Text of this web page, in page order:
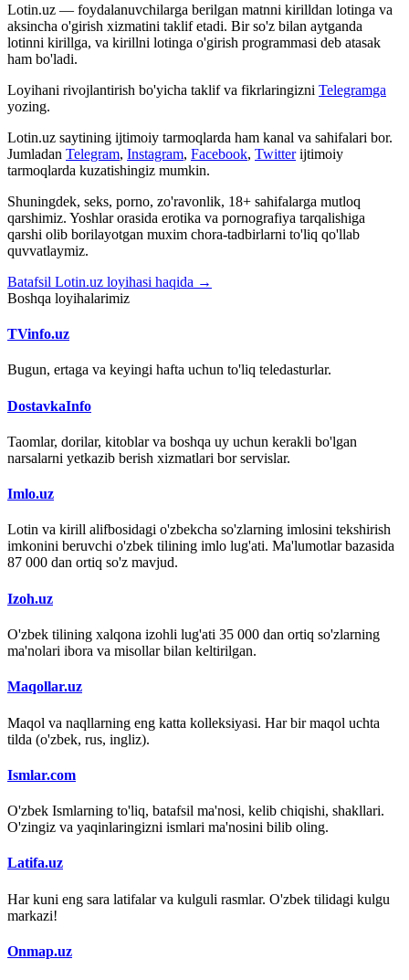
Lotin.uz — foydalanuvchilarga berilgan matnni kirilldan lotinga va
aksincha o'girish xizmatini taklif etadi. Bir so'z bilan aytganda
lotinni kirillga, va kirillni lotinga o'girish programmasi deb atasak
ham bo'ladi.
Loyihani rivojlantirish bo'yicha taklif va fikrlaringizni Telegramga
yozing.
Lotin.uz saytining ijtimoiy tarmoqlarda ham kanal va sahifalari bor.
Jumladan Telegram, Instagram, Facebook, Twitter ijtimoiy
tarmoqlarda kuzatishingiz mumkin.
Shuningdek, seks, porno, zo'ravonlik, 18+ sahifalarga mutloq
qarshimiz. Yoshlar orasida erotika va pornografiya tarqalishiga
qarshi olib borilayotgan muxim chora-tadbirlarni to'liq qo'llab
quvvatlaymiz.
Batafsil Lotin.uz loyihasi haqida →
Boshqa loyihalarimiz
TVinfo.uz
Bugun, ertaga va keyingi hafta uchun to'liq teledasturlar.
DostavkaInfo
Taomlar, dorilar, kitoblar va boshqa uy uchun kerakli bo'lgan
narsalarni yetkazib berish xizmatlari bor servislar.
Imlo.uz
Lotin va kirill alifbosidagi o'zbekcha so'zlarning imlosini tekshirish
imkonini beruvchi o'zbek tilining imlo lug'ati. Ma'lumotlar bazasida
87 000 dan ortiq so'z mavjud.
Izoh.uz
O'zbek tilining xalqona izohli lug'ati 35 000 dan ortiq so'zlarning
ma'nolari ibora va misollar bilan keltirilgan.
Maqollar.uz
Maqol va naqllarning eng katta kolleksiyasi. Har bir maqol uchta
tilda (o'zbek, rus, ingliz).
Ismlar.com
O'zbek Ismlarning to'liq, batafsil ma'nosi, kelib chiqishi, shakllari.
O'zingiz va yaqinlaringizni ismlari ma'nosini bilib oling.
Latifa.uz
Har kuni eng sara latifalar va kulguli rasmlar. O'zbek tilidagi kulgu
markazi!
Onmap.uz